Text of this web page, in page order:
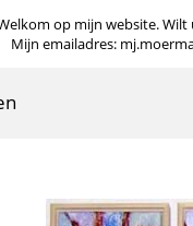
op mijn website.
Mijn emailadres: